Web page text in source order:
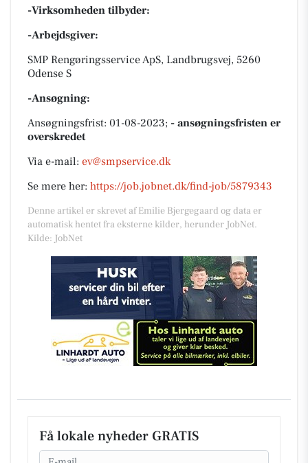
-Virksomheden tilbyder:
-Arbejdsgiver:
SMP Rengøringsservice ApS, Landbrugsvej, 5260
Odense S
-Ansøgning:
Ansøgningsfrist: 01-08-2023; - ansøgningsfristen er
overskredet
Via e-mail: ev@smpservice.dk
Se mere her: https://job.jobnet.dk/find-job/5879343
Denne artikel er skrevet af Emilie Bjergegaard og data er
automatisk hentet fra eksterne kilder, herunder JobNet.
Kilde: JobNet
Få lokale nyheder GRATIS
Email